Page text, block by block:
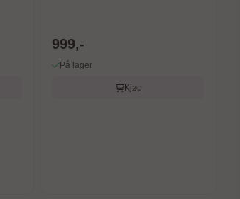
999,-
På lager
Kjøp